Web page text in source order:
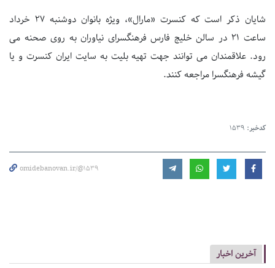
شایان ذکر است که کنسرت «مارال»، ویژه بانوان دوشنبه ۲۷ خرداد
ساعت 21 در سالن خلیج فارس فرهنگسرای نیاوران به روی صحنه می
رود. علاقمندان می توانند جهت تهیه بلیت به سایت ایران کنسرت و یا
گیشه فرهنگسرا مراجعه کنند.
کدخبر: 1539
omidebanovan.ir/@1539
آخرین اخبار